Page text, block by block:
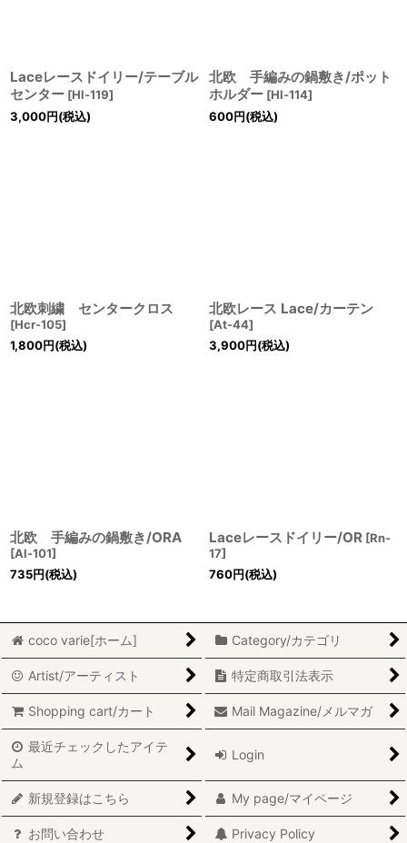
Laceレースドイリー/テーブル
センター [Hl-119]
3,000円(税込)
北欧 手編みの鍋敷き/ポット
ホルダー [Hl-114]
600円(税込)
北欧刺繍 センタークロス
[Hcr-105]
1,800円(税込)
北欧レース Lace/カーテン
[At-44]
3,900円(税込)
北欧 手編みの鍋敷き/ORA
[Al-101]
735円(税込)
Laceレースドイリー/OR [Rn-
17]
760円(税込)
coco varie[ホーム] Category/カテゴリ
Artist/アーティスト 特定商取引法表示
Shopping cart/カート Mail Magazine/メルマガ
最近チェックしたアイテ
ム
Login
新規登録はこちら My page/マイページ
お問い合わせ Privacy Policy